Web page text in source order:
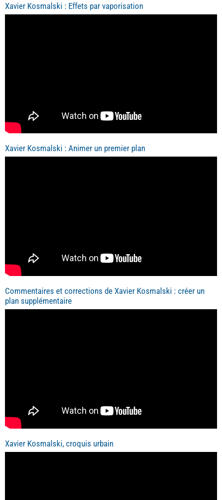
Xavier Kosmalski : Effets par vaporisation
Xavier Kosmalski : Animer un premier plan
Commentaires et corrections de Xavier Kosmalski : créer un
plan supplémentaire
Xavier Kosmalski, croquis urbain